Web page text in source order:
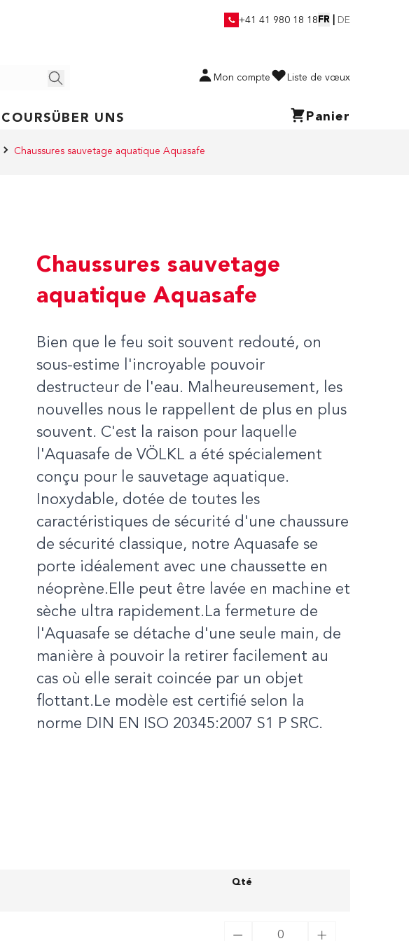
+41 41 980 18 18 FR DE
Mon compte Liste de vœux
COURSÜBER UNS Panier
Chaussures sauvetage aquatique Aquasafe
Chaussures sauvetage
aquatique Aquasafe
Bien que le feu soit souvent redouté, on
sous-estime l'incroyable pouvoir
destructeur de l'eau. Malheureusement, les
nouvelles nous le rappellent de plus en plus
souvent. C'est la raison pour laquelle
l'Aquasafe de VÖLKL a été spécialement
conçu pour le sauvetage aquatique.
Inoxydable, dotée de toutes les
caractéristiques de sécurité d'une chaussure
de sécurité classique, notre Aquasafe se
porte idéalement avec une chaussette en
néoprène.Elle peut être lavée en machine et
sèche ultra rapidement.La fermeture de
l'Aquasafe se détache d'une seule main, de
manière à pouvoir la retirer facilement au
cas où elle serait coincée par un objet
flottant.Le modèle est certifié selon la
norme DIN EN ISO 20345:2007 S1 P SRC.
Qté